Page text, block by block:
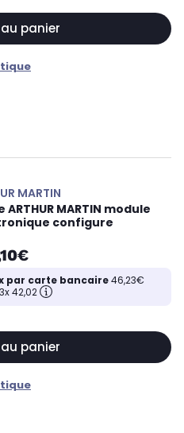
panier
MARTIN
ARTHUR MARTIN module
configure
par carte bancaire46,23€
42,02
panier